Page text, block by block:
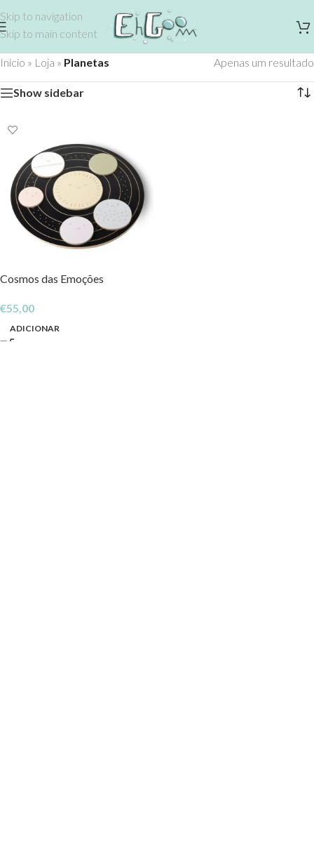
Skip to navigation
Skip to main content
Início » Loja » Planetas Apenas um resultado
Show sidebar
Cosmos das Emoções
€55,00
ADICIONAR